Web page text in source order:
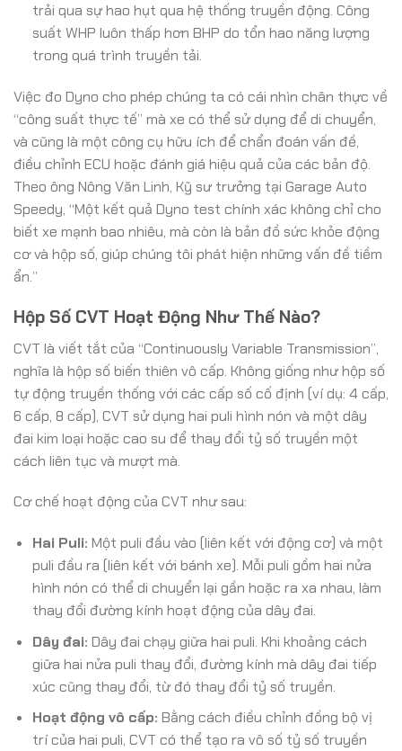
trải qua sự hao hụt qua hệ thống truyền động. Công
suất WHP luôn thấp hơn BHP do tổn hao năng lượng
trong quá trình truyền tải.
Việc đo Dyno cho phép chúng ta có cái nhìn chân thực về
“công suất thực tế” mà xe có thể sử dụng để di chuyển,
và cũng là một công cụ hữu ích để chẩn đoán vấn đề,
điều chỉnh ECU hoặc đánh giá hiệu quả của các bản độ.
Theo ông Nông Văn Linh, Kỹ sư trưởng tại Garage Auto
Speedy, “Một kết quả Dyno test chính xác không chỉ cho
biết xe mạnh bao nhiêu, mà còn là bản đồ sức khỏe động
cơ và hộp số, giúp chúng tôi phát hiện những vấn đề tiềm
ẩn.”
Hộp Số CVT Hoạt Động Như Thế Nào?
CVT là viết tắt của “Continuously Variable Transmission”,
nghĩa là hộp số biến thiên vô cấp. Không giống như hộp số
tự động truyền thống với các cấp số cố định (ví dụ: 4 cấp,
6 cấp, 8 cấp), CVT sử dụng hai puli hình nón và một dây
đai kim loại hoặc cao su để thay đổi tỷ số truyền một
cách liên tục và mượt mà.
Cơ chế hoạt động của CVT như sau:
Hai Puli: Một puli đầu vào (liên kết với động cơ) và một
puli đầu ra (liên kết với bánh xe). Mỗi puli gồm hai nửa
hình nón có thể di chuyển lại gần hoặc ra xa nhau, làm
thay đổi đường kính hoạt động của dây đai.
Dây đai: Dây đai chạy giữa hai puli. Khi khoảng cách
giữa hai nửa puli thay đổi, đường kính mà dây đai tiếp
xúc cũng thay đổi, từ đó thay đổi tỷ số truyền.
Hoạt động vô cấp: Bằng cách điều chỉnh đồng bộ vị
trí của hai puli, CVT có thể tạo ra vô số tỷ số truyền